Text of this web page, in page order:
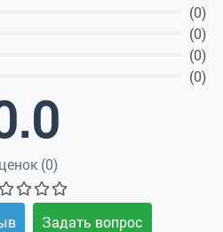
(0)
(0)
(0)
(0)
(0)
Задать вопрос